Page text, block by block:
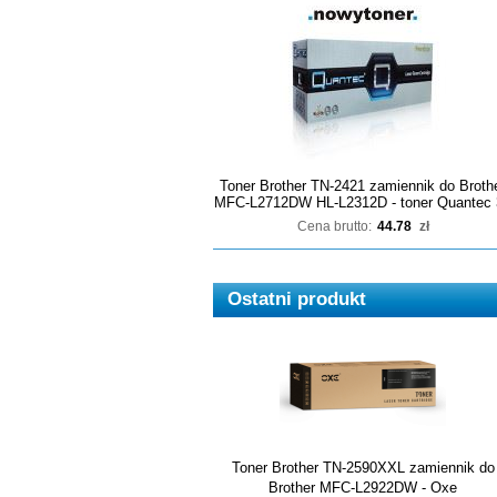
Toner Brother TN-2421 zamiennik do
MFC-L2712DW HL-L2312D - toner Quantec
Cena brutto: 44.78 zł
Ostatni produkt
Toner Brother TN-2590XXL zamiennik do
Brother MFC-L2922DW - Oxe